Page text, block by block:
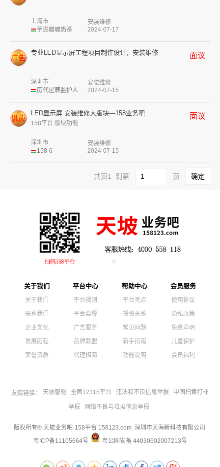
芋泥啵啵奶茶
上海市
安装维修
2024-07-17
专业LED显示屏工程项目制作设计，安装维修
历代星辰监护人
深圳市
安装维修
2024-07-15
面议
LED显示屏 安装维修大版块—158业务吧
158平台 版块功能
158-6
深圳市
安装维修
2024-07-15
面议
共页1 到第 页
关于我们
关于我们
联系我们
企业文化
发展历程
荣誉资质
平台中心
平台规则
平台套餐
广告服务
品牌联盟
代理招商
帮助中心
平台亮点
投资关系
常见问题
新手指南
功能说明
会员服务
使用协议
隐私政策
免责声明
儿童保护
会员福利
友情链接： 天坡智能 全国12315平台 违法和不良信息举报 中国扫黄打非
举报 网络不良与垃圾信息举报
版权所有® 天坡业务吧·158平台 158123.com 深圳市天海新科技有限公司
粤ICP备11105664号
粤公网安备 44030602007213号